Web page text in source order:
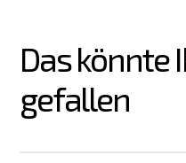
Das könnte
gefallen